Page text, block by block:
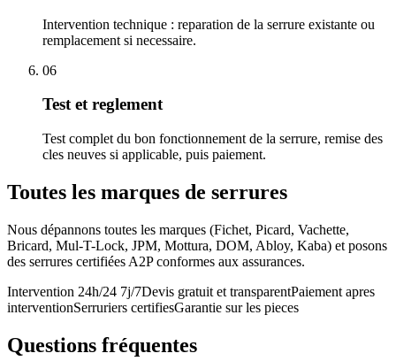
Intervention technique : reparation de la serrure existante ou
remplacement si necessaire.
06
Test et reglement
Test complet du bon fonctionnement de la serrure, remise des
cles neuves si applicable, puis paiement.
Toutes les marques de serrures
Nous dépannons toutes les marques (Fichet, Picard, Vachette,
Bricard, Mul-T-Lock, JPM, Mottura, DOM, Abloy, Kaba) et posons
des serrures certifiées A2P conformes aux assurances.
Intervention 24h/24 7j/7Devis gratuit et transparentPaiement apres
interventionSerruriers certifiesGarantie sur les pieces
Questions fréquentes